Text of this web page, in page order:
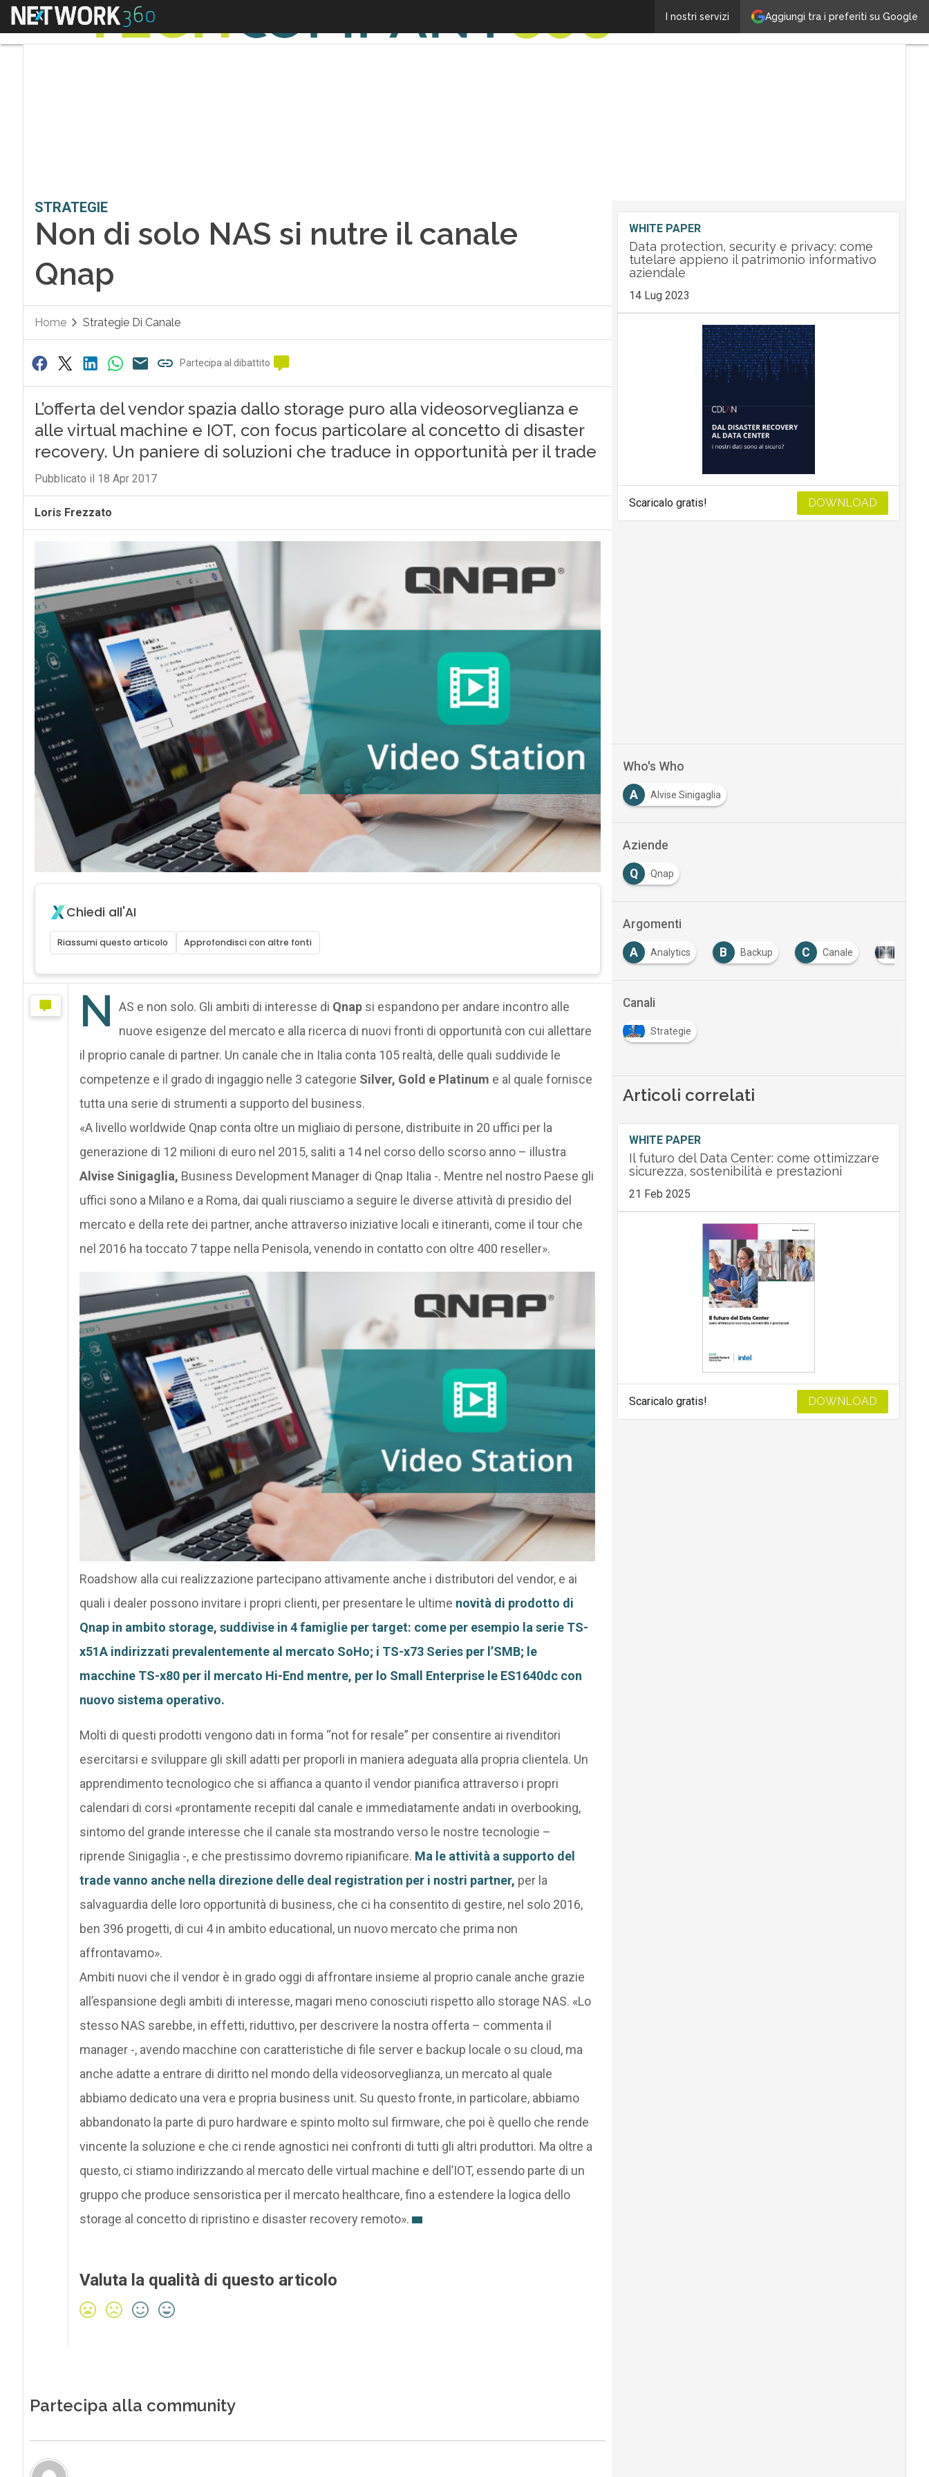
Aggiungi tra i preferiti su Google
I nostri servizi
Menu Non di solo NAS si nutre il canale QnapUltimi
articoli
Tech
STRATEGIE
Non di solo NAS si nutre il canale
Qnap
Home Strategie Di Canale
Partecipa al dibattito
L’offerta del vendor spazia dallo storage puro alla videosorveglianza e
alle virtual machine e IOT, con focus particolare al concetto di disaster
recovery. Un paniere di soluzioni che traduce in opportunità per il trade
Pubblicato il 18 Apr 2017
Loris Frezzato
Chiedi all'AI
Riassumi questo articolo Approfondisci con altre fonti
N AS e non solo. Gli ambiti di interesse di Qnapsi espandono per andare incontro alle
nuove esigenze del mercato e alla ricerca di nuovi fronti di opportunità con cui allettare
il proprio canale di partner. Un canale che in Italia conta 105 realtà, delle quali suddivide le
competenze e il grado di ingaggio nelle 3 categorie Silver, Gold e Platinum e al quale fornisce
tutta una serie di strumenti a supporto del business.
«A livello worldwide Qnap conta oltre un migliaio di persone, distribuite in 20 uffici per la
generazione di 12 milioni di euro nel 2015, saliti a 14 nel corso dello scorso anno – illustra
Alvise Sinigaglia, Business Development Manager di Qnap Italia -. Mentre nel nostro Paese gli
uffici sono a Milano e a Roma, dai quali riusciamo a seguire le diverse attività di presidio del
mercato e della rete dei partner, anche attraverso iniziative locali e itineranti, come il tour che
nel 2016 ha toccato 7 tappe nella Penisola, venendo in contatto con oltre 400 reseller».
Roadshow alla cui realizzazione partecipano attivamente anche i distributori del vendor, e ai
quali i dealer possono invitare i propri clienti, per presentare le ultime novità di prodotto di
Qnap in ambito storage, suddivise in 4 famiglie per target: come per esempio la serie TS-
x51A indirizzati prevalentemente al mercato SoHo; i TS-x73 Series per l’SMB; le
macchine TS-x80 per il mercato Hi-End mentre, per lo Small Enterprise le ES1640dc con
nuovo sistema operativo.
Molti di questi prodotti vengono dati in forma “not for resale” per consentire ai rivenditori
esercitarsi e sviluppare gli skill adatti per proporli in maniera adeguata alla propria clientela. Un
apprendimento tecnologico che si affianca a quanto il vendor pianifica attraverso i propri
calendari di corsi «prontamente recepiti dal canale e immediatamente andati in overbooking,
sintomo del grande interesse che il canale sta mostrando verso le nostre tecnologie –
riprende Sinigaglia -, e che prestissimo dovremo ripianificare. Ma le attività a supporto del
trade vanno anche nella direzione delle deal registration per i nostri partner, per la
salvaguardia delle loro opportunità di business, che ci ha consentito di gestire, nel solo 2016,
ben 396 progetti, di cui 4 in ambito educational, un nuovo mercato che prima non
affrontavamo».
Ambiti nuovi che il vendor è in grado oggi di affrontare insieme al proprio canale anche grazie
all’espansione degli ambiti di interesse, magari meno conosciuti rispetto allo storage NAS. «Lo
stesso NAS sarebbe, in effetti, riduttivo, per descrivere la nostra offerta – commenta il
manager -, avendo macchine con caratteristiche di file server e backup locale o su cloud, ma
anche adatte a entrare di diritto nel mondo della videosorveglianza, un mercato al quale
abbiamo dedicato una vera e propria business unit. Su questo fronte, in particolare, abbiamo
abbandonato la parte di puro hardware e spinto molto sul firmware, che poi è quello che rende
vincente la soluzione e che ci rende agnostici nei confronti di tutti gli altri produttori. Ma oltre a
questo, ci stiamo indirizzando al mercato delle virtual machine e dell’IOT, essendo parte di un
gruppo che produce sensoristica per il mercato healthcare, fino a estendere la logica dello
storage al concetto di ripristino e disaster recovery remoto».
Valuta la qualità di questo articolo
Partecipa alla community
WHITE PAPER
Data protection, security e privacy: come
tutelare appieno il patrimonio informativo
aziendale
14 Lug 2023
Scaricalo gratis! DOWNLOAD
Who's Who
A Alvise Sinigaglia
Aziende
Q Qnap
Argomenti
A Analytics B Backup C Canale
Canali
Strategie
Articoli correlati
WHITE PAPER
Il futuro del Data Center: come ottimizzare
sicurezza, sostenibilità e prestazioni
21 Feb 2025
Scaricalo gratis! DOWNLOAD